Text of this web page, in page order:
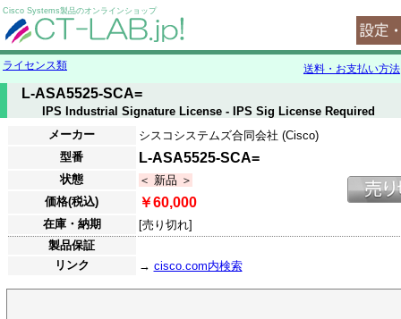
Cisco Systems製品のオンラインショップ
ライセンス類 送料・お支払い方法
L-ASA5525-SCA=
IPS Industrial Signature License - IPS Sig License Required
メーカー
シスコシステムズ合同会社 (Cisco)
型番
L-ASA5525-SCA=
状態
＜ 新品 ＞
価格(税込)
￥60,000
在庫・納期
[売り切れ]
製品保証
リンク
→ cisco.com内検索